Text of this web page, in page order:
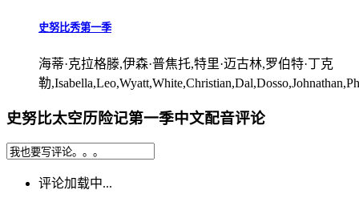
史努比秀第一季
海蒂·克拉格滕,伊森·普焦托,特里·迈古林,罗伯特·丁克
勒
史努比太空历险记第一季中文配音评论
评论加载中...